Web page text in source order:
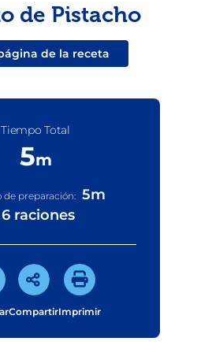
de Pistacho
de la receta
Tiempo Total
5m
de preparación: 5m
6 raciones
CompartirImprimir